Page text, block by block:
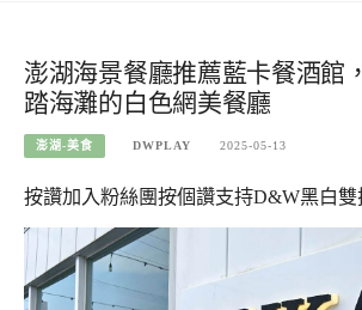
澎湖海景餐廳推薦藍卡餐酒館
踏海灘的白色網美餐廳
澎湖-美食 DWPLAY 2025-05-13
按讚加入粉絲團按個讚支持D&W黑白雙